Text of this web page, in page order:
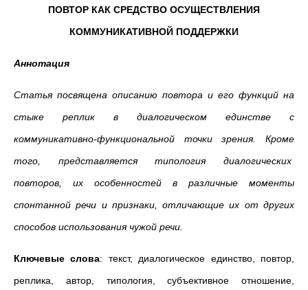
ПОВТОР КАК СРЕДСТВО ОСУЩЕСТВЛЕНИЯ
КОММУНИКАТИВНОЙ ПОДДЕРЖКИ
Аннотация
Статья посвящена описанию повтора и его функций на
стыке реплик в диалогическом единстве с
коммуникативно-функциональной точки зрения. Кроме
того, представляется типология диалогических
повторов, их особенностей в различные моменты
спонтанной речи и признаки, отличающие их от других
способов использования чужой речи.
Ключевые слова: текст, диалогическое единство, повтор,
реплика, автор, типология, субъективное отношение,